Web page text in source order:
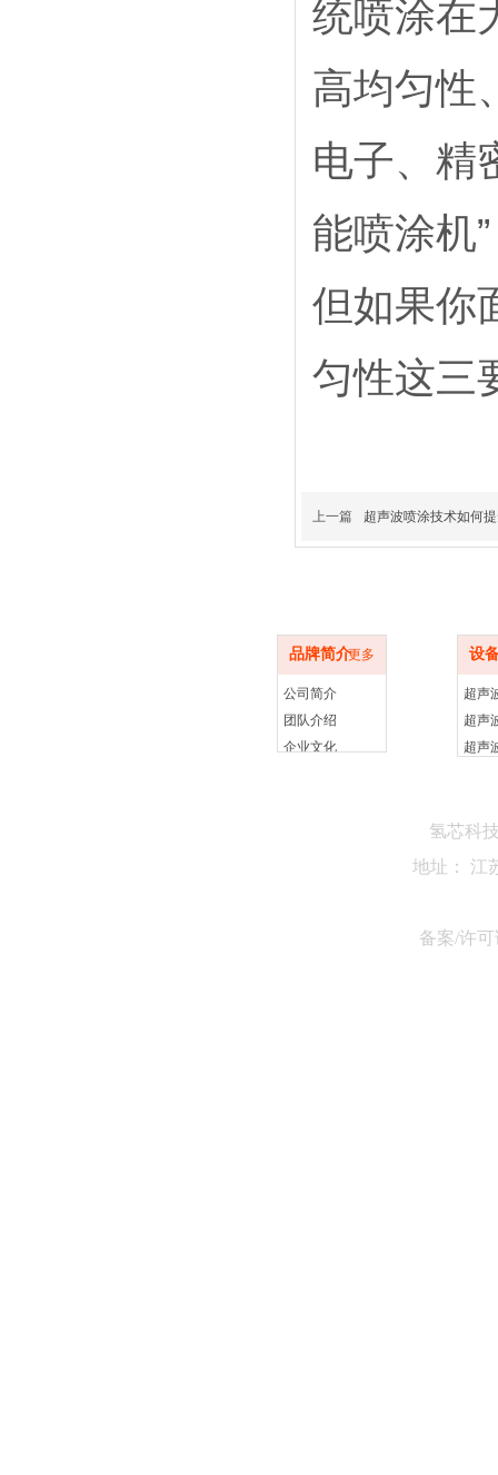
统喷涂在
高均匀性
电子、精
能喷涂机
但如果你
匀性这三
上一篇 超声波喷涂技术如何
品牌简介更多
公司简介
团队介绍
企业文化
设
氢芯科
地址： 江
备案/许可